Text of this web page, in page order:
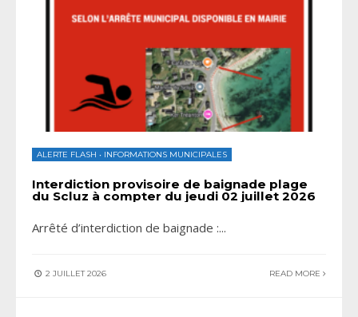
ALERTE FLASH • INFORMATIONS MUNICIPALES
Interdiction provisoire de baignade plage
du Scluz à compter du jeudi 02 juillet 2026
Arrêté d’interdiction de baignade :...
2 JUILLET 2026 READ MORE